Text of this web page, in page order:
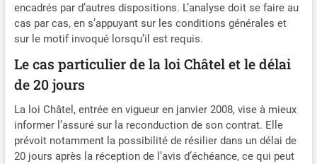
encadrés par d’autres dispositions. L’analyse doit se faire au
cas par cas, en s’appuyant sur les conditions générales et
sur le motif invoqué lorsqu’il est requis.
Le cas particulier de la loi Châtel et le délai
de 20 jours
La loi Châtel, entrée en vigueur en janvier 2008, vise à mieux
informer l’assuré sur la reconduction de son contrat. Elle
prévoit notamment la possibilité de résilier dans un délai de
20 jours après la réception de l’avis d’échéance, ce qui peut